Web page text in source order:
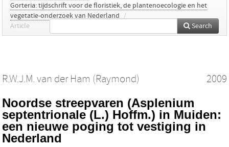
Gorteria: tijdschrift voor de floristiek, de plantenoecologie en het
vegetatie-onderzoek van Nederland
/
Article
Search
R.W.J.M. van der Ham (Raymond) 2009
Noordse streepvaren (Asplenium
septentrionale (L.) Hoffm.) in Muiden:
een nieuwe poging tot vestiging in
Nederland